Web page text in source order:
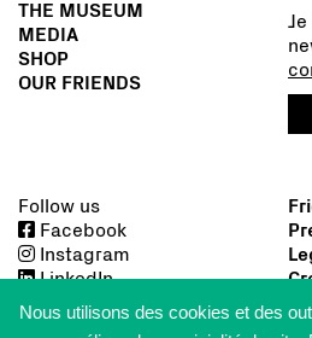
Nous utilisons des cookies et des
THE MUSEUM
MEDIA
SHOP
OUR FRIENDS
Follow us
Facebook
Instagram
LinkedIn
Je